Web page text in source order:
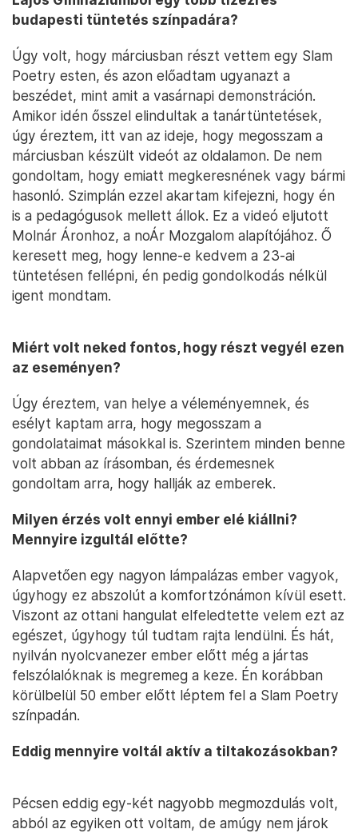
budapesti tüntetés színpadára?
Úgy volt, hogy márciusban részt vettem egy Slam
Poetry esten, és azon előadtam ugyanazt a
beszédet, mint amit a vasárnapi demonstráción.
Amikor idén ősszel elindultak a tanártüntetések,
úgy éreztem, itt van az ideje, hogy megosszam a
márciusban készült videót az oldalamon. De nem
gondoltam, hogy emiatt megkeresnének vagy bármi
hasonló. Szimplán ezzel akartam kifejezni, hogy én
is a pedagógusok mellett állok. Ez a videó eljutott
Molnár Áronhoz, a noÁr Mozgalom alapítójához. Ő
keresett meg, hogy lenne-e kedvem a 23-ai
tüntetésen fellépni, én pedig gondolkodás nélkül
igent mondtam.
Miért volt neked fontos, hogy részt vegyél ezen
az eseményen?
Úgy éreztem, van helye a véleményemnek, és
esélyt kaptam arra, hogy megosszam a
gondolataimat másokkal is. Szerintem minden benne
volt abban az írásomban, és érdemesnek
gondoltam arra, hogy hallják az emberek.
Milyen érzés volt ennyi ember elé kiállni?
Mennyire izgultál előtte?
Alapvetően egy nagyon lámpalázas ember vagyok,
úgyhogy ez abszolút a komfortzónámon kívül esett.
Viszont az ottani hangulat elfeledtette velem ezt az
egészet, úgyhogy túl tudtam rajta lendülni. És hát,
nyilván nyolcvanezer ember előtt még a jártas
felszólalóknak is megremeg a keze. Én korábban
körülbelül 50 ember előtt léptem fel a Slam Poetry
színpadán.
Eddig mennyire voltál aktív a tiltakozásokban?
Pécsen eddig egy-két nagyobb megmozdulás volt,
abból az egyiken ott voltam, de amúgy nem járok